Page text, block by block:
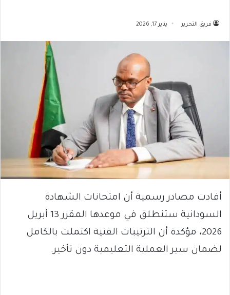
فريق التحرير يناير 17, 2026
أفادت مصادر رسمية أن امتحانات الشهادة
السودانية ستنطلق في موعدها المقرر 13 أبريل
2026، مؤكدة أن الترتيبات الفنية اكتملت بالكامل
لضمان سير العملية التعليمية دون تأخير.